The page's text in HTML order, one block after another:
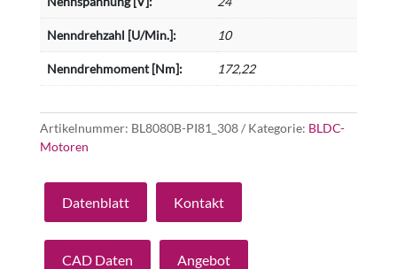
Nenndrehzahl [U/Min.]: 10
Nenndrehmoment [Nm]: 172,22
Artikelnummer: BL8080B-PI81_308 Kategorie: BLDC-
Motoren
Datenblatt Kontakt
CAD Daten Angebot